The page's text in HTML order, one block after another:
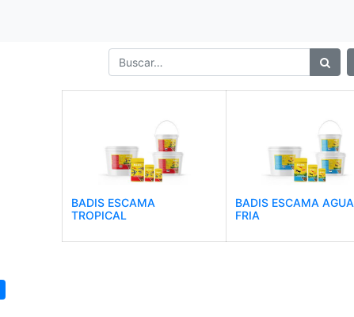
BADIS ESCAMA
TROPICAL
BADIS ESCAMA AGUA
FRIA